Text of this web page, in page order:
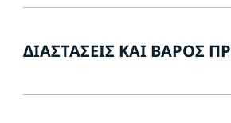
ΔΙΑΣΤΆΣΕΙΣ ΚΑΙ ΒΆΡΟΣ